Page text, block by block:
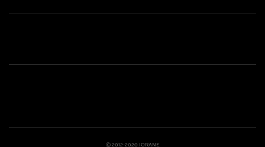
Nossas Lojas
Ⓒ 2012-2020 IORANE